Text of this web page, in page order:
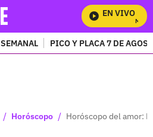
EN VIVO
Mira
PICO Y PLACA 7 DE
/ Horóscopo / Horóscopo del amor: